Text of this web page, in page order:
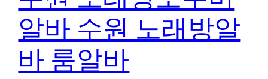
알바 수원 노래방알
바 룸알바